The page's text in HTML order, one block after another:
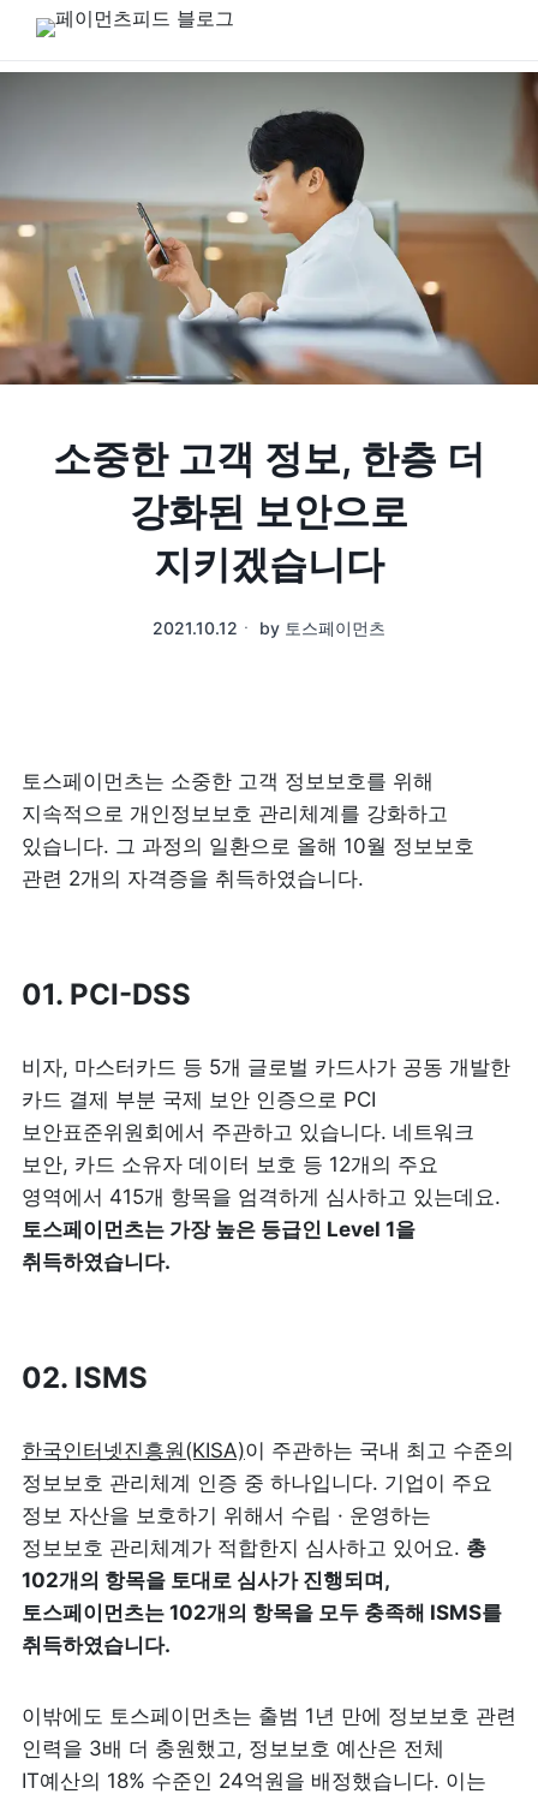
소중한 고객 정보, 한층 더
강화된 보안으로
지키겠습니다
2021.10.12 ㆍ by 토스페이먼츠
토스페이먼츠는 소중한 고객 정보보호를 위해
지속적으로 개인정보보호 관리체계를 강화하고
있습니다. 그 과정의 일환으로 올해 10월 정보보호
관련 2개의 자격증을 취득하였습니다.
01. PCI-DSS
비자, 마스터카드 등 5개 글로벌 카드사가 공동 개발한
카드 결제 부분 국제 보안 인증으로 PCI
보안표준위원회에서 주관하고 있습니다. 네트워크
보안, 카드 소유자 데이터 보호 등 12개의 주요
토스페이먼츠는 가장 높은 등급인 Level 1을
취득하였습니다.
02. ISMS
한국인터넷진흥원(KISA)이 주관하는 국내 최고 수준의
정보보호 관리체계 인증 중 하나입니다. 기업이 주요
정보 자산을 보호하기 위해서 수립 · 운영하는
정보보호 관리체계가 적합한지 심사하고 있어요. 총
102개의 항목을 토대로 심사가 진행되며,
토스페이먼츠는 102개의 항목을 모두 충족해 ISMS를
취득하였습니다.
이밖에도 토스페이먼츠는 출범 1년 만에 정보보호 관련
인력을 3배 더 충원했고, 정보보호 예산은 전체
IT예산의 18% 수준인 24억원을 배정했습니다. 이는